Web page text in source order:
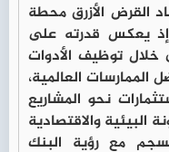
القرض الأزرق محطة
يعكس قدرته على
خلال توظيف الأدوات
الممارسات العالمية،
نحو المشاريع
البيئية والاقتصادية
مع رؤية البنك